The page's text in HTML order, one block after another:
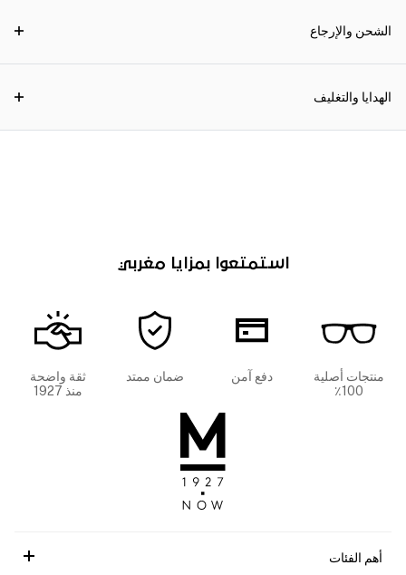
الشحن والإرجاع
الهدايا والتغليف
استمتعوا بمزايا مغربي
منتجات أصلية
100٪
دفع آمن ضمان ممتد
ثقة واضحة
منذ 1927
أهم الفئات